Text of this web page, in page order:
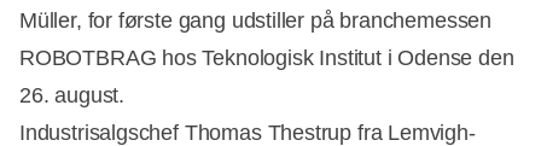
Müller, for første gang udstiller på branchemessen
ROBOTBRAG hos Teknologisk Institut i Odense den
26. august.
Industrisalgschef Thomas Thestrup fra Lemvigh-